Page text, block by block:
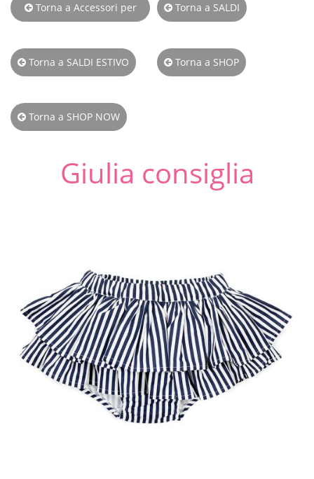
Torna a Accessori per Torna a SALDI
Torna a SALDI ESTIVO Torna a SHOP
Torna a SHOP NOW
Giulia consiglia